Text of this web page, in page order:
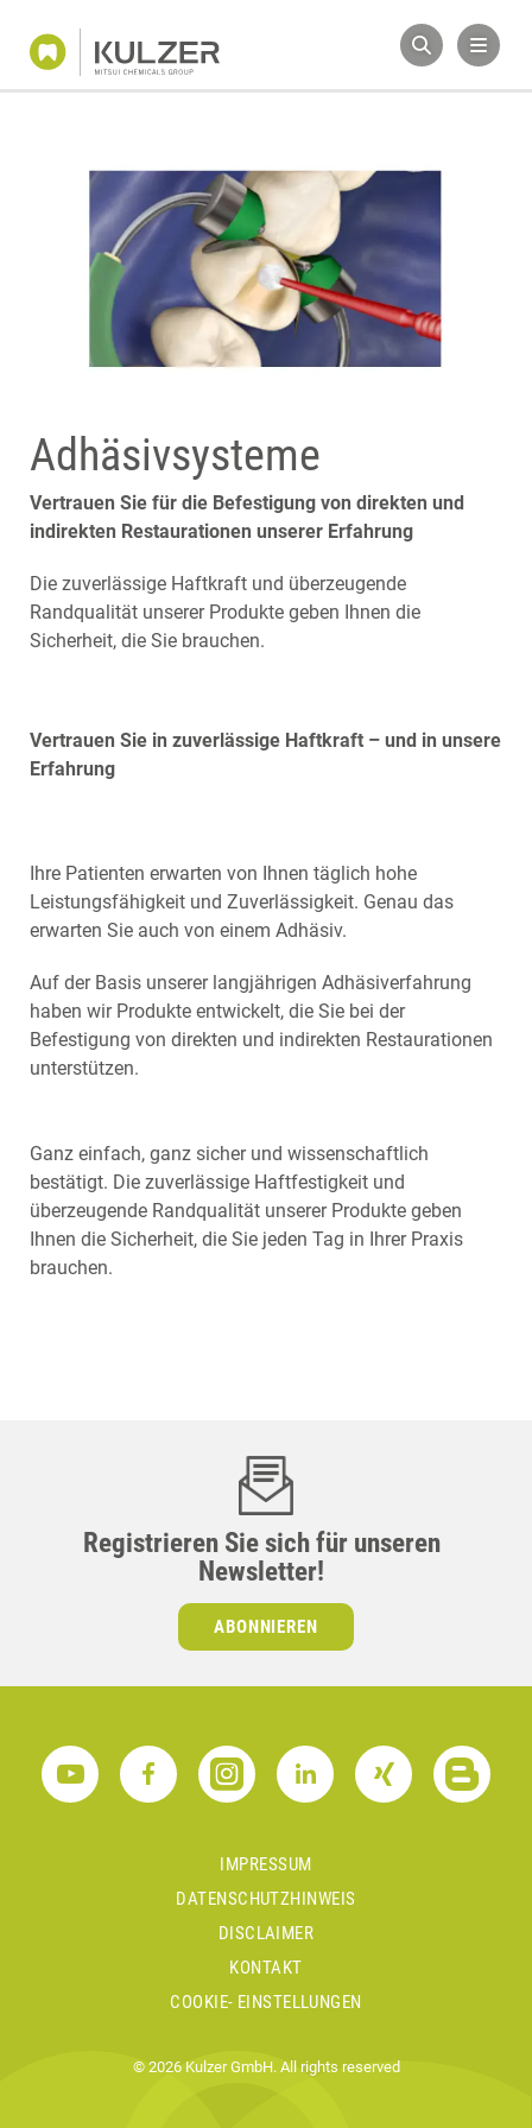
Adhäsivsysteme
Vertrauen Sie für die Befestigung von direkten und
indirekten Restaurationen unserer Erfahrung
Die zuverlässige Haftkraft und überzeugende
Randqualität unserer Produkte geben Ihnen die
Sicherheit, die Sie brauchen.
Vertrauen Sie in zuverlässige Haftkraft – und in unsere
Erfahrung
Ihre Patienten erwarten von Ihnen täglich hohe
Leistungsfähigkeit und Zuverlässigkeit. Genau das
erwarten Sie auch von einem Adhäsiv.
Auf der Basis unserer langjährigen Adhäsiverfahrung
haben wir Produkte entwickelt, die Sie bei der
Befestigung von direkten und indirekten Restaurationen
unterstützen.
Ganz einfach, ganz sicher und wissenschaftlich
bestätigt. Die zuverlässige Haftfestigkeit und
überzeugende Randqualität unserer Produkte geben
Ihnen die Sicherheit, die Sie jeden Tag in Ihrer Praxis
brauchen.
Registrieren Sie sich für unseren
Newsletter!
ABONNIEREN
IMPRESSUM
DATENSCHUTZHINWEIS
DISCLAIMER
KONTAKT
COOKIE- EINSTELLUNGEN
© 2026 Kulzer GmbH. All rights reserved